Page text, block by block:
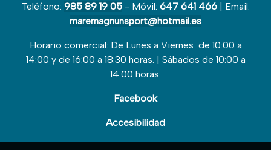
Teléfono: 985 89 19 05- Móvil: 647 641 466| Email:
maremagnunsport@hotmail.es
Horario comercial: De Lunes a Viernes de 10:00 a
14:00 y de 16:00 a 18:30 horas. | Sábados de 10:00 a
14:00 horas.
Facebook
Accesibilidad